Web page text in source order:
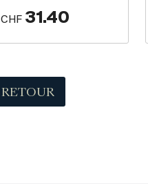
CHF 31.40
RETOUR